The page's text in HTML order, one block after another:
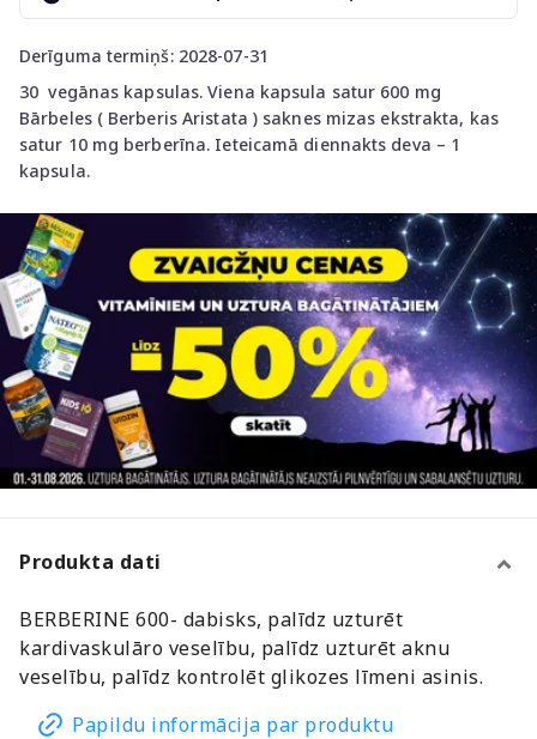
Derīguma termiņš: 2028-07-31
30 vegānas kapsulas. Viena kapsula satur 600 mg
Bārbeles ( Berberis Aristata ) saknes mizas ekstrakta, kas
satur 10 mg berberīna. Ieteicamā diennakts deva – 1
kapsula.
Produkta dati
BERBERINE 600- dabisks, palīdz uzturēt
kardivaskulāro veselību, palīdz uzturēt aknu
veselību, palīdz kontrolēt glikozes līmeni asinis.
Papildu informācija par produktu